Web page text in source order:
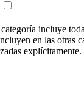
categoría incluye
en las otras
explícitamente.